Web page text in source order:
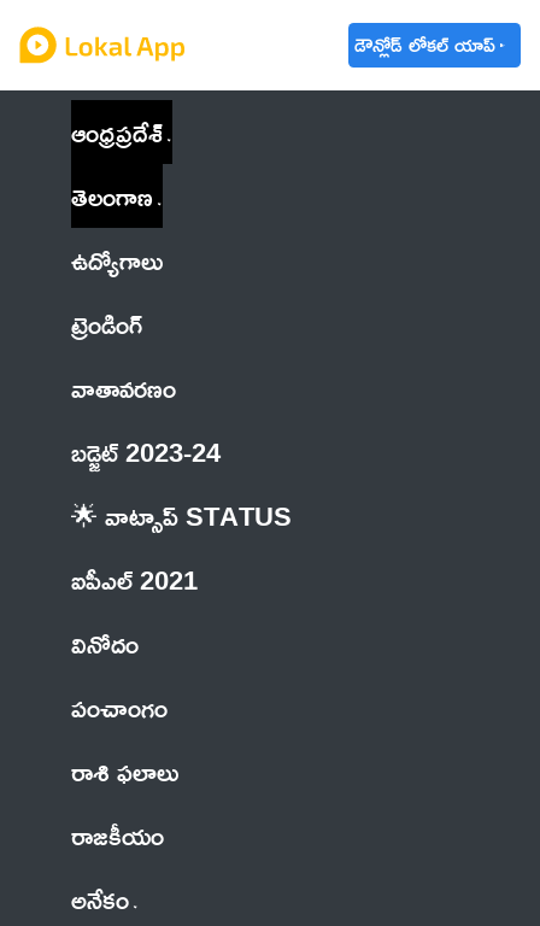
డౌన్లోడ్ లోకల్ యాప్
ఆంధ్రప్రదేశ్
తెలంగాణ
ఉద్యోగాలు
ట్రెండింగ్
వాతావరణం
బడ్జెట్ 2023-24
🌟 వాట్సాప్ STATUS
ఐపీఎల్ 2021
వినోదం
పంచాంగం
రాశి ఫలాలు
రాజకీయం
అనేకం